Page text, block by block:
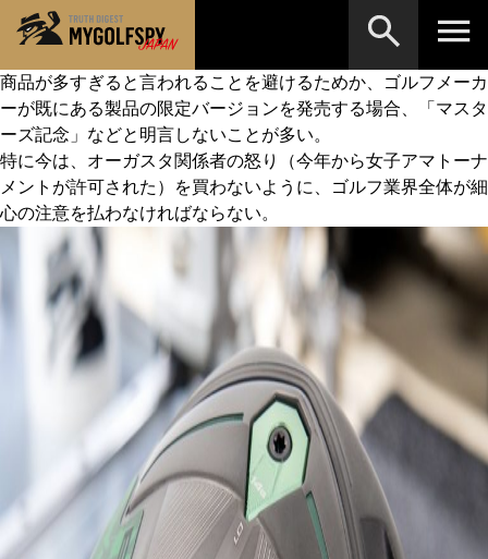
商品が多すぎると言われることを避けるためか、ゴルフメーカ
ーが既にある製品の限定バージョンを発売する場合、「マスタ
ーズ記念」などと明言しないことが多い。
特に今は、オーガスタ関係者の怒り（今年から女子アマトーナ
メントが許可された）を買わないように、ゴルフ業界全体が細
心の注意を払わなければならない。
MOST WANTED テストランキング
NEW RELEASES 新製品情報
HOW TO ゴルフ上達・実践テクニック
LAB テスト・データ検証
Golf News ゴルフニュース
製品レビュー
ドライバー
FAIRWAY WOODS フェアウェイウッド
HYBRIDS ハイブリッド
IRONS アイアン
※メーカー名やクラブ名など、検索したい事柄を入
力してください。
検索